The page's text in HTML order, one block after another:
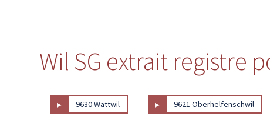
Wil SG extrait registre
▸ 9630 Wattwil ▸ 9621 Oberhelfenschwil